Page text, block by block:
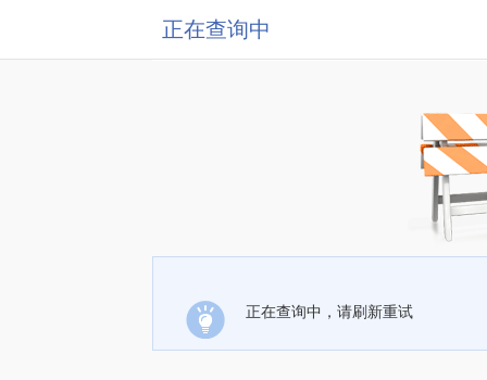
正在查询中
正在查询中，请刷新重试